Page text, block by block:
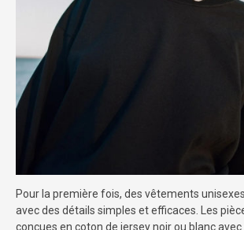
Pour la première fois, des vêtements
avec des détails simples et efficaces. Les
conçues en coton de jersey noir ou blanc